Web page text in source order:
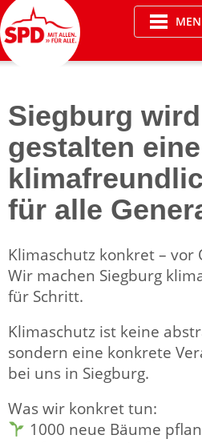
Skip
to
content
Siegburg
gestalten eine
für alle
Klimaschutz konkret –
Wir machen Siegburg
für Schritt.
Klimaschutz ist keine
sondern eine konkrete
bei uns in Siegburg.
Was wir konkret tun:
1000 neue Bäume